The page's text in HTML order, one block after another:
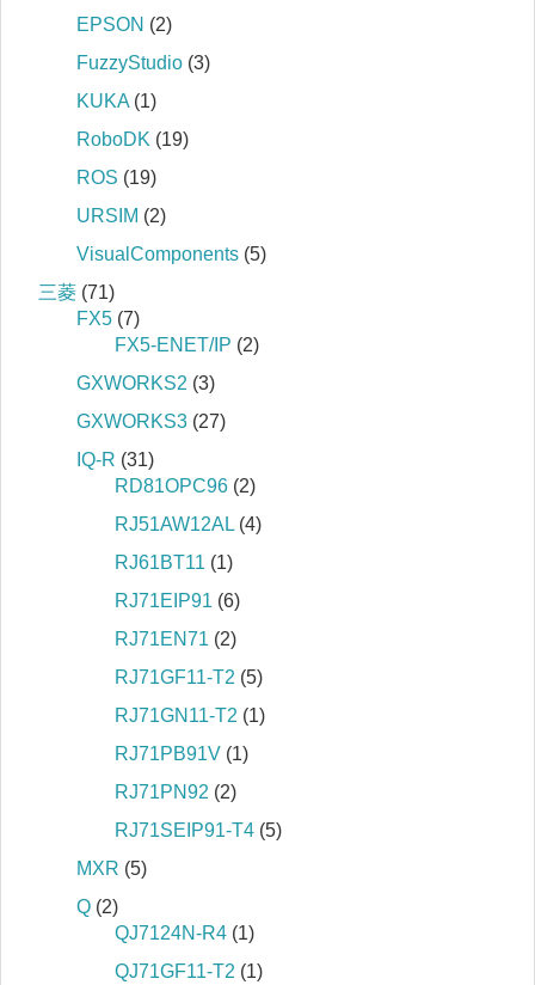
EPSON (2)
FuzzyStudio (3)
KUKA (1)
RoboDK (19)
ROS (19)
URSIM (2)
VisualComponents (5)
三菱 (71)
FX5 (7)
FX5-ENET/IP (2)
GXWORKS2 (3)
GXWORKS3 (27)
IQ‐R (31)
RD81OPC96 (2)
RJ51AW12AL (4)
RJ61BT11 (1)
RJ71EIP91 (6)
RJ71EN71 (2)
RJ71GF11-T2 (5)
RJ71GN11-T2 (1)
RJ71PB91V (1)
RJ71PN92 (2)
RJ71SEIP91-T4 (5)
MXR (5)
Q (2)
QJ7124N-R4 (1)
QJ71GF11-T2 (1)